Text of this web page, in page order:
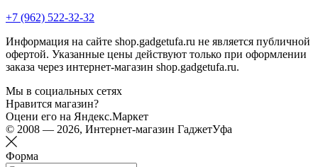
+7 (962) 522-32-32
Информация на сайте shop.gadgetufa.ru не является публичной
офертой. Указанные цены действуют только при оформлении
заказа через интернет-магазин shop.gadgetufa.ru.
Мы в социальных сетях
Нравится магазин?
Оцени его на Яндекс.Маркет
© 2008 — 2026, Интернет-магазин ГаджетУфа
Форма